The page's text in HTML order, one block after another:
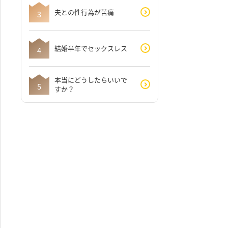
夫との性行為が苦痛
結婚半年でセックスレス
本当にどうしたらいいで
すか？